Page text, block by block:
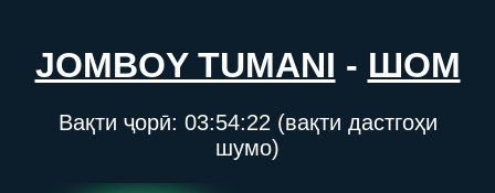
JOMBOY TUMANI - ШОМ
Вақти ҷорӣ: 03:54:22 (вақти дастгоҳи
шумо)